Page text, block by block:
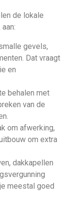
de lokale
gevels,
Dat vraagt
en
behalen met
van de
om afwerking,
om extra
dakkapellen
meestal goed